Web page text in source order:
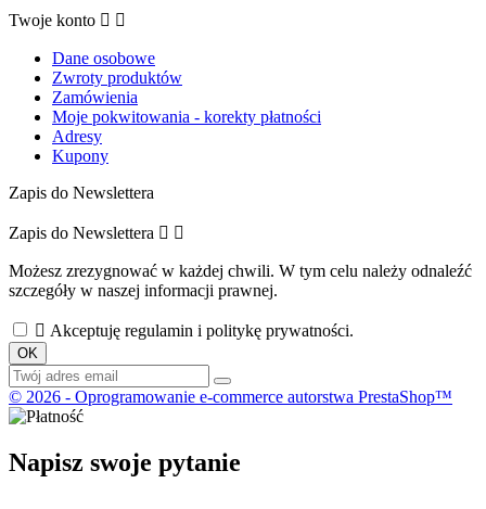
Twoje konto  
Dane osobowe
Zwroty produktów
Zamówienia
Moje pokwitowania - korekty płatności
Adresy
Kupony
Zapis do Newslettera
Zapis do Newslettera  
Możesz zrezygnować w każdej chwili. W tym celu należy odnaleźć
szczegóły w naszej informacji prawnej.
 Akceptuję regulamin i politykę prywatności.
© 2026 - Oprogramowanie e-commerce autorstwa PrestaShop™
Napisz swoje pytanie